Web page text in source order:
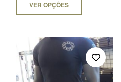
VER OPÇÕES